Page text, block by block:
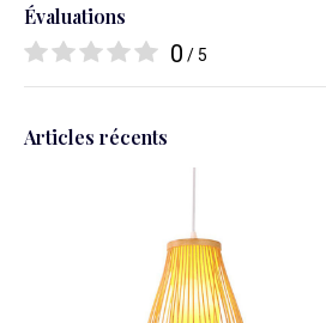
Évaluations
0 / 5
Articles récents